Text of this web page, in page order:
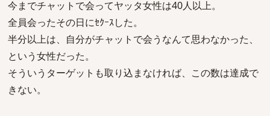
今までチャットで会ってヤッタ女性は40人以上。
全員会ったその日にｾｸｰｽした。
半分以上は、自分がチャットで会うなんて思わなかった、
という女性だった。
そういうターゲットも取り込まなければ、この数は達成で
きない。